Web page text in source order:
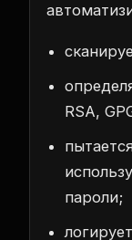
RSA,
пароли;